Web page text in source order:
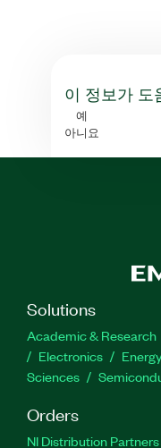
이 정보가 도
예
아니요
Solutions
Academic & Research
Electronics
Energy
Sciences
Orders
NI Distribution Partners